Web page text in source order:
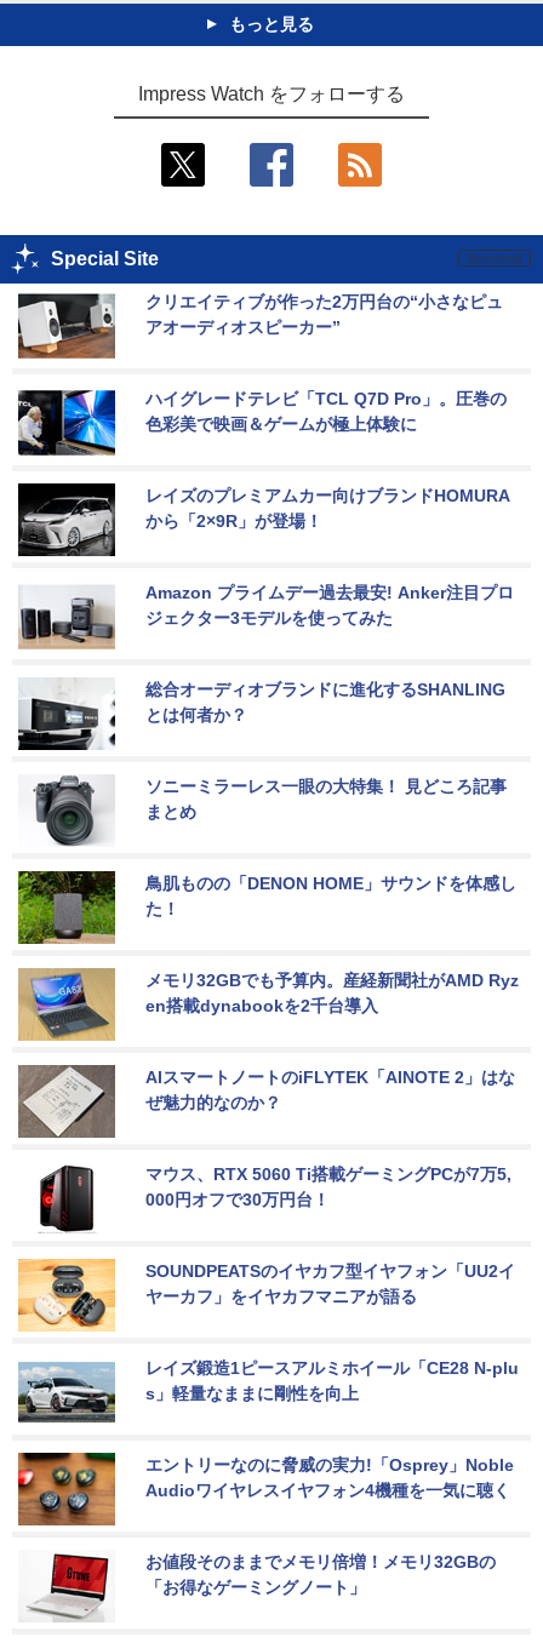
もっと見る
Impress Watch をフォローする
Special Site
クリエイティブが作った2万円台の“小さなピュ
アオーディオスピーカー”
ハイグレードテレビ「TCL Q7D Pro」。圧巻の
色彩美で映画＆ゲームが極上体験に
レイズのプレミアムカー向けブランドHOMURA
から「2×9R」が登場！
Amazon プライムデー過去最安! Anker注目プロ
ジェクター3モデルを使ってみた
総合オーディオブランドに進化するSHANLING
とは何者か？
ソニーミラーレス一眼の大特集！ 見どころ記事
まとめ
鳥肌ものの「DENON HOME」サウンドを体感し
た！
メモリ32GBでも予算内。産経新聞社がAMD Ryz
en搭載dynabookを2千台導入
AIスマートノートのiFLYTEK「AINOTE 2」はな
ぜ魅力的なのか？
マウス、RTX 5060 Ti搭載ゲーミングPCが7万5,
000円オフで30万円台！
SOUNDPEATSのイヤカフ型イヤフォン「UU2イ
ヤーカフ」をイヤカフマニアが語る
レイズ鍛造1ピースアルミホイール「CE28 N-plu
s」軽量なままに剛性を向上
エントリーなのに脅威の実力!「Osprey」Noble
Audioワイヤレスイヤフォン4機種を一気に聴く
お値段そのままでメモリ倍増！メモリ32GBの
「お得なゲーミングノート」